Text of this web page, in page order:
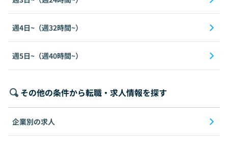
週4日~（週32時間~）
週5日~（週40時間~）
その他の条件から転職・求人情報を探す
企業別の求人